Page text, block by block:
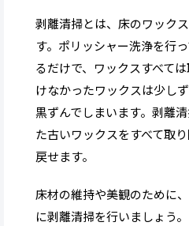
剥離清掃とは、床のワック
す。ポリッシャー洗浄を行
るだけで、ワックスすべて
けなかったワックスは少し
黒ずんでしまいます。剥離
た古いワックスをすべて取
戻せます。
床材の維持や美観のために
に剥離清掃を行いましょう。